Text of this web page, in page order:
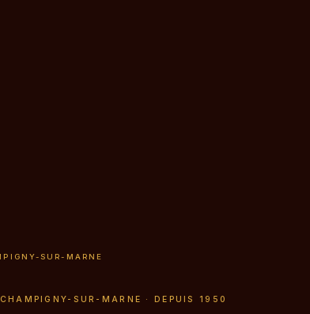
SUR-MARNE
SUR-MARNE · DEPUIS 1950